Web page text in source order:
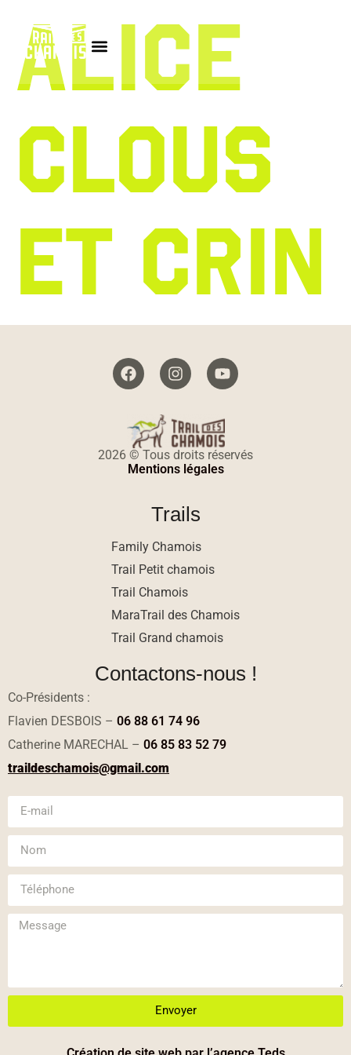
ALICE
CLOUS
ET CRIN
2026 © Tous droits réservés
Mentions légales
Trails
Family Chamois
Trail Petit chamois
Trail Chamois
MaraTrail des Chamois
Trail Grand chamois
Contactons-nous !
Co-Présidents :
Flavien DESBOIS – 06 88 61 74 96
Catherine MARECHAL – 06 85 83 52 79
traildeschamois@gmail.com
Envoyer